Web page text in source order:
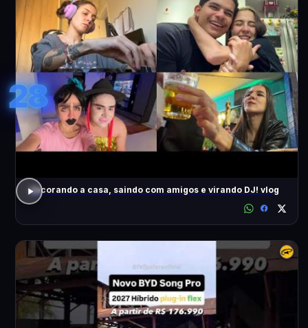
28
decorando a casa, saindo com amigos e virando DJ! vlog